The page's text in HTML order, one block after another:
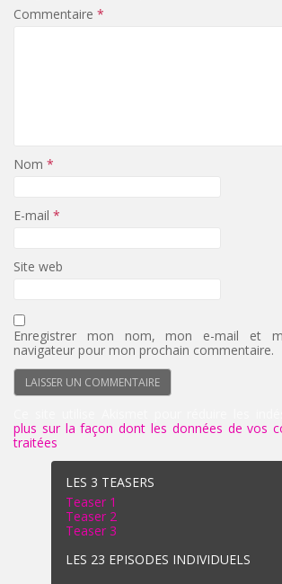
Commentaire *
Nom *
E-mail *
Site web
Enregistrer mon nom, mon e-mail et
navigateur pour mon prochain commentaire.
plus sur la façon dont les données de vos
traitées
LES 3 TEASERS
Teaser 1
Teaser 2
Teaser 3
LES 23 EPISODES INDIVIDUELS